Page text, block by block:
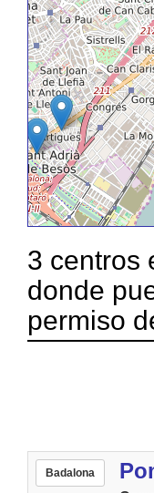
3 centros
donde
permiso
Badalona